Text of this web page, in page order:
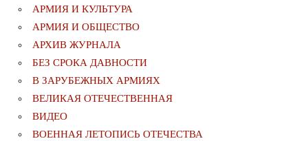
АРМИЯ И КУЛЬТУРА
АРМИЯ И ОБЩЕСТВО
АРХИВ ЖУРНАЛА
БЕЗ СРОКА ДАВНОСТИ
В ЗАРУБЕЖНЫХ АРМИЯХ
ВЕЛИКАЯ ОТЕЧЕСТВЕННАЯ
ВИДЕО
ВОЕННАЯ ЛЕТОПИСЬ ОТЕЧЕСТВА